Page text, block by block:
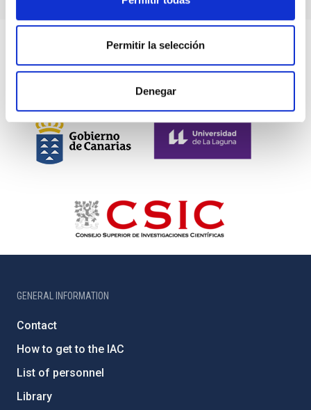
Permitir la selección
Denegar
GENERAL INFORMATION
Contact
How to get to the IAC
List of personnel
Library